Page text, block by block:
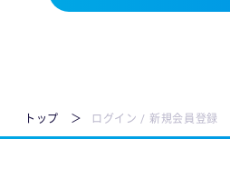
トップ ログイン / 新規会員登録